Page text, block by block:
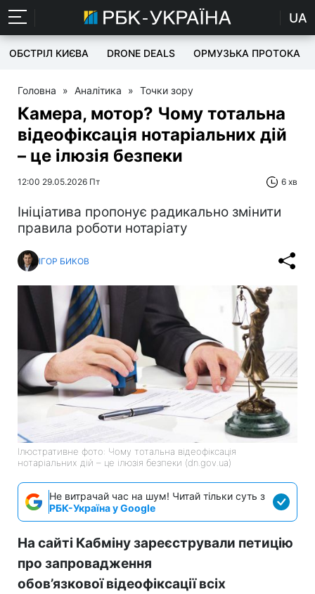
UA
ОБСТРІЛ КИЄВА DRONE DEALS ОРМУЗЬКА ПРОТОКА
Головна » Аналітика » Точки зору
Камера, мотор? Чому тотальна
відеофіксація нотаріальних дій
– це ілюзія безпеки
12:00 29.05.2026 Пт 6 хв
Ініціатива пропонує радикально змінити
правила роботи нотаріату
ІГОР БИКОВ
Ілюстративне фото: Чому тотальна відеофіксація
нотаріальних дій – це ілюзія безпеки (dn.gov.ua)
Не витрачай час на шум! Читай тільки суть з
РБК-Україна у Google
На сайті Кабміну зареєстрували петицію
про запровадження
обов’язкової відеофіксації всіх